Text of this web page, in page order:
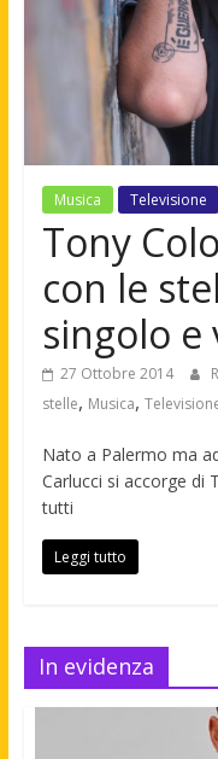
Musica Televisione
Tony
con le
singolo e
27 Ottobre 2014
stelle, Musica,
Nato a Palermo ma
Carlucci si accorge di
tutti
Leggi tutto
In evidenza